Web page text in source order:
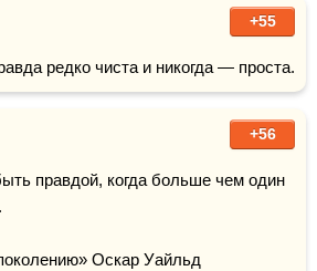
+55
редко чиста и никогда — проста.
+56
правдой, когда больше чем один
Оскар Уайльд